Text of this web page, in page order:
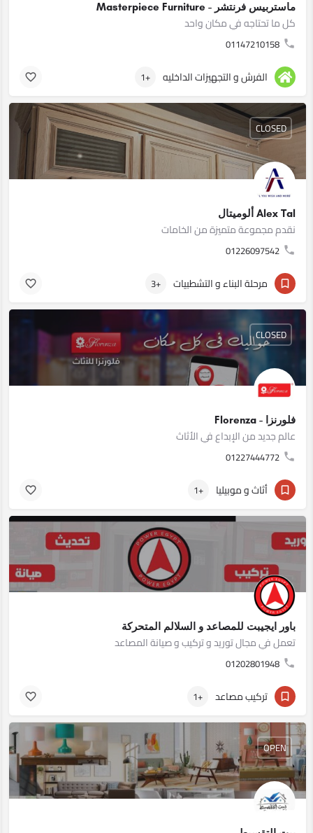
ماستربيس فرنتشر - Masterpiece Furniture
كل ما تحتاجه في مكان واحد
01147210158
الفرش و التجهيزات الداخليه +1
Alex Tal ألوميتال
نقدم مجموعة متميزة من الخامات
01226097542
CLOSED
مرحلة البناء و التشطبيات +3
فلورنزا - Florenza
عالم جديد من الإبداع في الأثاث
01227444772
CLOSED
أثاث و موبيليا +1
باور ايجيبت للمصاعد و السلالم المتحركة
تعمل في مجال توريد و تركيب و صيانة المصاعد
01202801948
تركيب مصاعد +1
OPEN